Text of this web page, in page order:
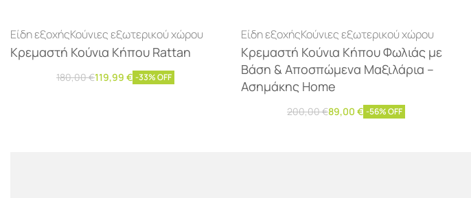
Είδη εξοχήςΚούνιες εξωτερικού χώρου
Κρεμαστή Κούνια Κήπου Rattan
180,00€119,99 € -33% OFF
Είδη εξοχήςΚούνιες εξωτερικού χώρου
Κρεμαστή Κούνια Κήπου Φωλιάς με
Βάση & Αποσπώμενα Μαξιλάρια –
Ασημάκης Home
200,00€89,00 € -56% OFF